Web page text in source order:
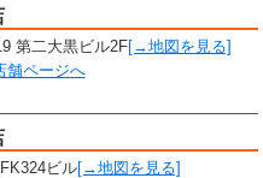
第二大黒ビル2F[→地図を見る]
舗ページへ
ビル[→地図を見る]